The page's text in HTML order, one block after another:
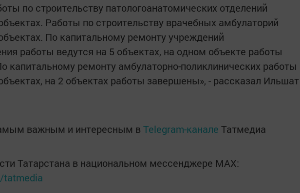
по строительству патологоанатомических отделений
Работы по строительству врачебных амбулаторий
По капитальному ремонту учреждений
работы ведутся на 5 объектах, на одном объекте работы
капитальному ремонту амбулаторно-поликлинических работы
на 2 объектах работы завершены», - рассказал Ильшат
важным и интересным в Telegram-канале Татмедиа
Татарстана в национальном мессенджере MАХ:
tatmedia